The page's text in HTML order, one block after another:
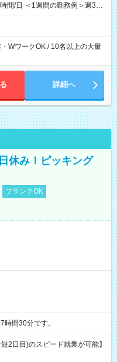
間/日 ＜1週間の勤務例＞週3回
日 好きな時にお仕事
WワークOK / 10名以上の大量
詳細へ
休み！ピッキング
ブランクOK
働7時間30分です。
2日目)のスピード就業が可能】